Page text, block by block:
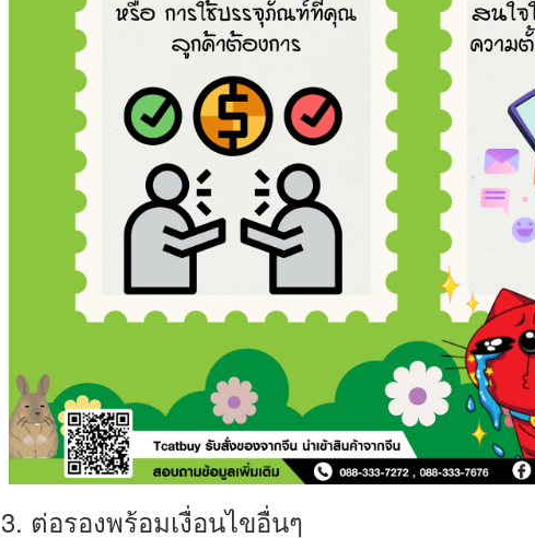
3. ต่อรองพร้อมเงื่อนไขอื่นๆ